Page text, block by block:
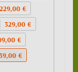
229,00 €
329,00 €
€
€